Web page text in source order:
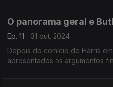
O panorama geral e
Ep. 11
31 out. 2024
Depois do comício de Harris
apresentados os argumentos